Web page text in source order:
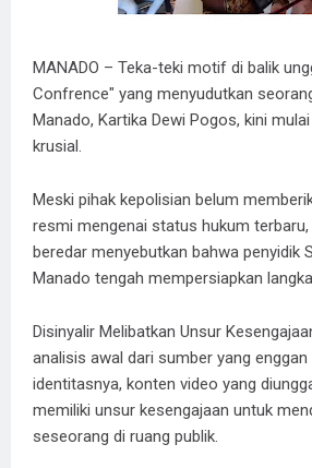
​MANADO – Teka-teki motif di balik
Confrence" yang menyudutkan
Manado, Kartika Dewi Pogos, kini
krusial.
Meski pihak kepolisian belum
resmi mengenai status hukum
beredar menyebutkan bahwa penyidik
Manado tengah mempersiapkan
​Disinyalir Melibatkan Unsur
analisis awal dari sumber yang
identitasnya, konten video yang
memiliki unsur kesengajaan untuk
seseorang di ruang publik.